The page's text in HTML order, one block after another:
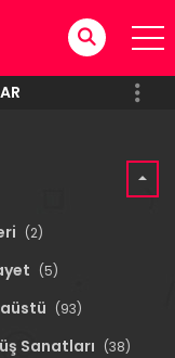
(2)
(5)
(93)
Sanatları (38)